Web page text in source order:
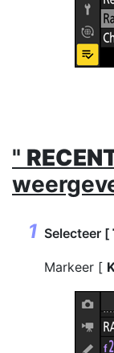
"
Selecteer [
Markeer [